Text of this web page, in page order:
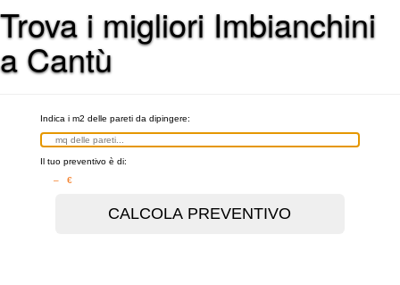
Trova i migliori Imbianchini
a Cantù
Indica i m2 delle pareti da dipingere:
Il tuo preventivo è di:
– €